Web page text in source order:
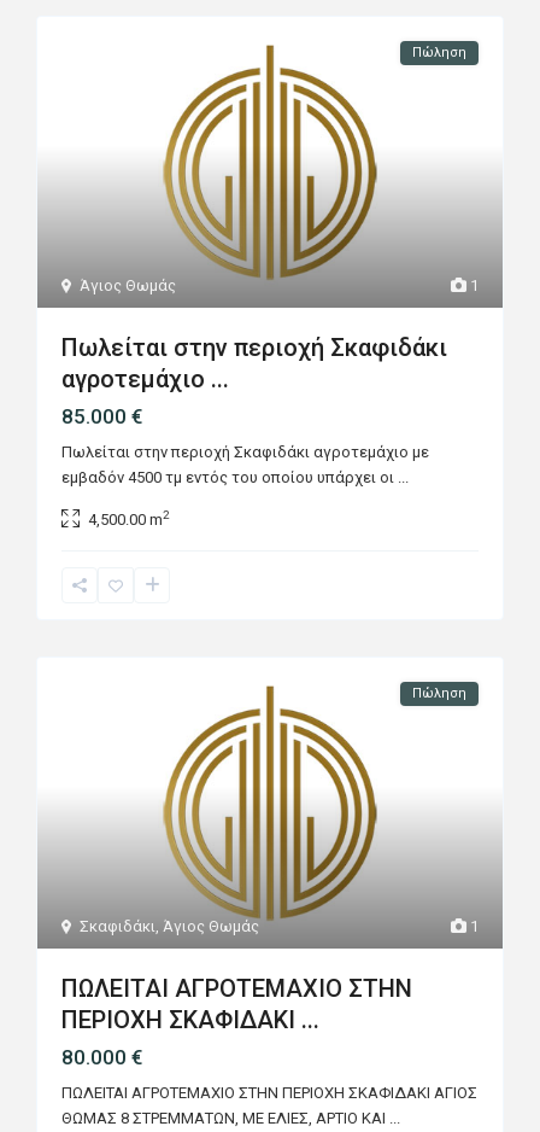
1
Άγιος Θωμάς
Πώληση
Πωλείται στην περιοχή Σκαφιδάκι
αγροτεμάχιο ...
85.000 €
Πωλείται στην περιοχή Σκαφιδάκι αγροτεμάχιο με
εμβαδόν 4500 τμ εντός του οποίου υπάρχει οι ...
4,500.00 m2
1
Σκαφιδάκι,Άγιος Θωμάς
Πώληση
ΠΩΛΕΙΤΑΙ ΑΓΡΟΤΕΜΑΧΙΟ ΣΤΗΝ
ΠΕΡΙΟΧΗ ΣΚΑΦΙΔΑΚΙ ...
80.000 €
ΠΩΛΕΙΤΑΙ ΑΓΡΟΤΕΜΑΧΙΟ ΣΤΗΝ ΠΕΡΙΟΧΗ ΣΚΑΦΙΔΑΚΙ ΑΓΙΟΣ
ΘΩΜΑΣ 8 ΣΤΡΕΜΜΑΤΩΝ, ΜΕ ΕΛΙΕΣ, ΑΡΤΙΟ ΚΑΙ ...